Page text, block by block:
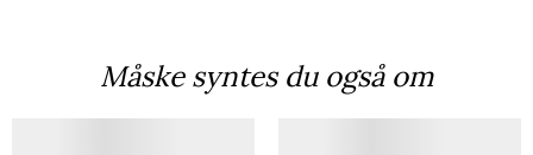
Måske syntes du også om